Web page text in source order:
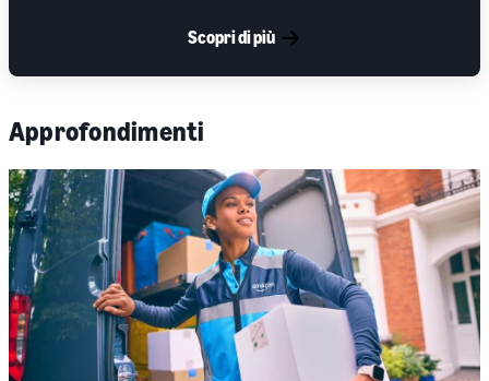
Scopri di più
Approfondimenti